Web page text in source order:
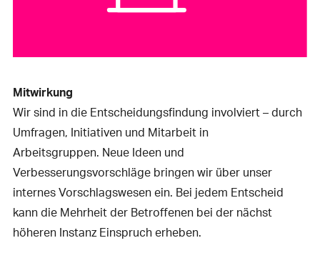
Mitwirkung
Wir sind in die Entscheidungsfindung involviert – durch
Umfragen, Initiativen und Mitarbeit in
Arbeitsgruppen. Neue Ideen und
Verbesserungsvorschläge bringen wir über unser
internes Vorschlagswesen ein. Bei jedem Entscheid
kann die Mehrheit der Betroffenen bei der nächst
höheren Instanz Einspruch erheben.